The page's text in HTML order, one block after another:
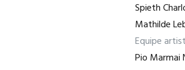
Spieth
Mathilde
Equipe
Pio Marmai